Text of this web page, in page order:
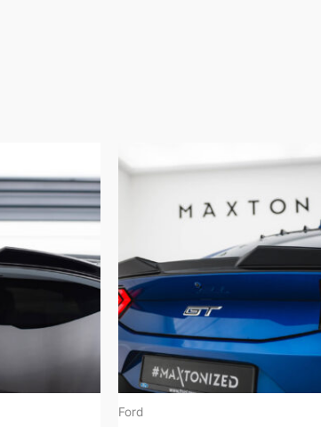
Ford